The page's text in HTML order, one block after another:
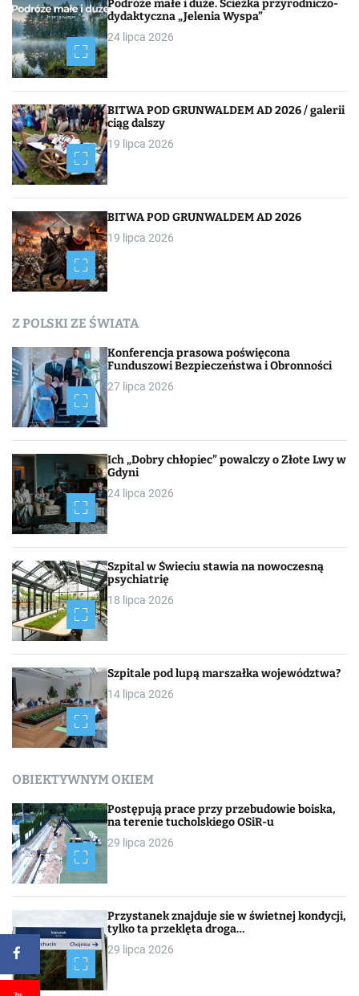
c
j
a
p
o
w
p
i
s
a
Podróże małe i duże. Ścieżka przyrodniczo-
dydaktyczna „Jelenia Wyspa”
24 lipca 2026
BITWA POD GRUNWALDEM AD 2026 / galerii
ciąg dalszy
19 lipca 2026
BITWA POD GRUNWALDEM AD 2026
19 lipca 2026
Z POLSKI ZE ŚWIATA
Konferencja prasowa poświęcona
Funduszowi Bezpieczeństwa i Obronności
27 lipca 2026
Ich „Dobry chłopiec” powalczy o Złote Lwy w
Gdyni
24 lipca 2026
Szpital w Świeciu stawia na nowoczesną
psychiatrię
18 lipca 2026
Szpitale pod lupą marszałka województwa?
14 lipca 2026
OBIEKTYWNYM OKIEM
Postępują prace przy przebudowie boiska,
na terenie tucholskiego OSiR-u
29 lipca 2026
Przystanek znajduje sie w świetnej kondycji,
tylko ta przeklęta droga…
29 lipca 2026